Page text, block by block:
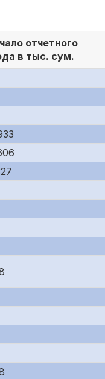
отчетного
в тыс. сум.